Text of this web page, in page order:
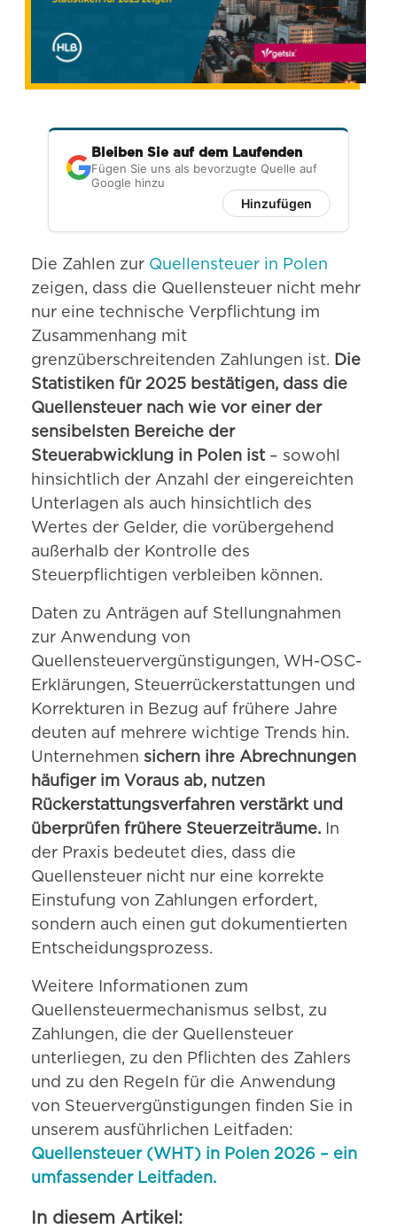
Bleiben Sie auf dem Laufenden
Fügen Sie uns als bevorzugte Quelle auf
Google hinzu
Hinzufügen
Die Zahlen zur Quellensteuer in Polen
zeigen, dass die Quellensteuer nicht mehr
nur eine technische Verpflichtung im
Zusammenhang mit
grenzüberschreitenden Zahlungen ist. Die
Statistiken für 2025 bestätigen, dass die
Quellensteuer nach wie vor einer der
sensibelsten Bereiche der
Steuerabwicklung in Polen ist – sowohl
hinsichtlich der Anzahl der eingereichten
Unterlagen als auch hinsichtlich des
Wertes der Gelder, die vorübergehend
außerhalb der Kontrolle des
Steuerpflichtigen verbleiben können.
Daten zu Anträgen auf Stellungnahmen
zur Anwendung von
Quellensteuervergünstigungen, WH-OSC-
Erklärungen, Steuerrückerstattungen und
Korrekturen in Bezug auf frühere Jahre
deuten auf mehrere wichtige Trends hin.
Unternehmen sichern ihre Abrechnungen
häufiger im Voraus ab, nutzen
Rückerstattungsverfahren verstärkt und
überprüfen frühere Steuerzeiträume. In
der Praxis bedeutet dies, dass die
Quellensteuer nicht nur eine korrekte
Einstufung von Zahlungen erfordert,
sondern auch einen gut dokumentierten
Entscheidungsprozess.
Weitere Informationen zum
Quellensteuermechanismus selbst, zu
Zahlungen, die der Quellensteuer
unterliegen, zu den Pflichten des Zahlers
und zu den Regeln für die Anwendung
von Steuervergünstigungen finden Sie in
unserem ausführlichen Leitfaden:
Quellensteuer (WHT) in Polen 2026 – ein
umfassender Leitfaden.
In diesem Artikel: